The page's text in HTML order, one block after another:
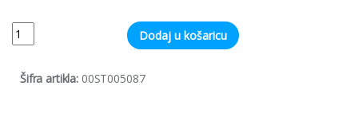
Quantity Dodaj u košaricu
Šifra artikla: 00ST005087